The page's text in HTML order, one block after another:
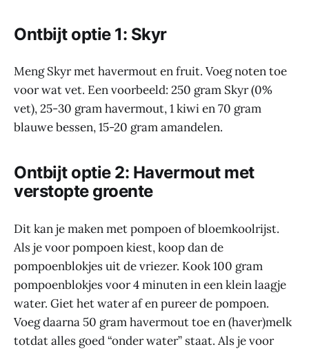
Ontbijt optie 1: Skyr
Meng Skyr met havermout en fruit. Voeg noten toe
voor wat vet. Een voorbeeld: 250 gram Skyr (0%
vet), 25-30 gram havermout, 1 kiwi en 70 gram
blauwe bessen, 15-20 gram amandelen.
Ontbijt optie 2: Havermout met
verstopte groente
Dit kan je maken met pompoen of bloemkoolrijst.
Als je voor pompoen kiest, koop dan de
pompoenblokjes uit de vriezer. Kook 100 gram
pompoenblokjes voor 4 minuten in een klein laagje
water. Giet het water af en pureer de pompoen.
Voeg daarna 50 gram havermout toe en (haver)melk
totdat alles goed “onder water” staat. Als je voor